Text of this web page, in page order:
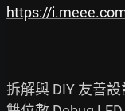
https://
拆解與 DIY 友善